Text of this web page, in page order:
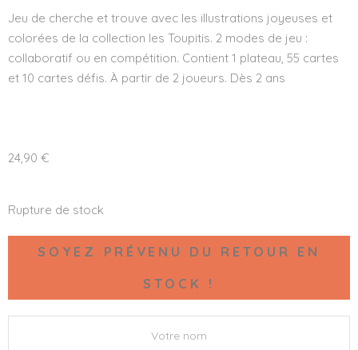
Jeu de cherche et trouve avec les illustrations joyeuses et
colorées de la collection les Toupitis. 2 modes de jeu :
collaboratif ou en compétition. Contient 1 plateau, 55 cartes
et 10 cartes défis. À partir de 2 joueurs. Dès 2 ans
24,90 €
Rupture de stock
SOYEZ PRÉVENU DU RETOUR EN
STOCK !